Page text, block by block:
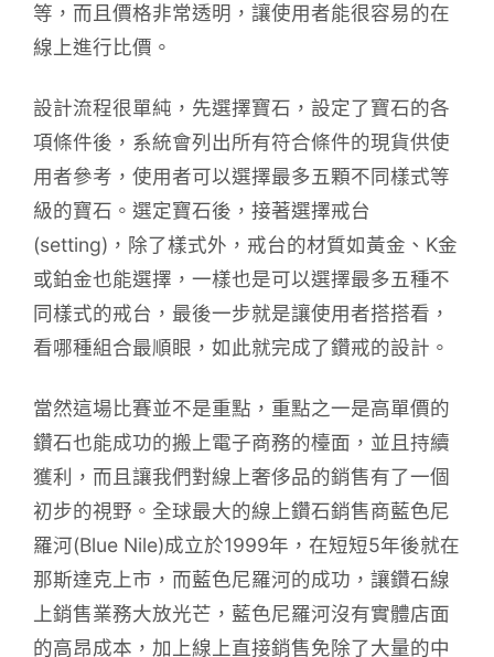
等，而且價格非常透明，讓使用者能很容易的在
線上進行比價。
設計流程很單純，先選擇寶石，設定了寶石的各
項條件後，系統會列出所有符合條件的現貨供使
用者參考，使用者可以選擇最多五顆不同樣式等
級的寶石。選定寶石後，接著選擇戒台
(setting)，除了樣式外，戒台的材質如黃金、K金
或鉑金也能選擇，一樣也是可以選擇最多五種不
同樣式的戒台，最後一步就是讓使用者搭搭看，
看哪種組合最順眼，如此就完成了鑽戒的設計。
當然這場比賽並不是重點，重點之一是高單價的
鑽石也能成功的搬上電子商務的檯面，並且持續
獲利，而且讓我們對線上奢侈品的銷售有了一個
初步的視野。全球最大的線上鑽石銷售商藍色尼
羅河(Blue Nile)成立於1999年，在短短5年後就在
那斯達克上市，而藍色尼羅河的成功，讓鑽石線
上銷售業務大放光芒，藍色尼羅河沒有實體店面
的高昂成本，加上線上直接銷售免除了大量的中